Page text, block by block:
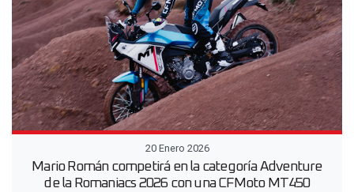
20 Enero 2026
Mario Román competirá en la categoría Adventure
de la Romaniacs 2026 con una CFMoto MT450